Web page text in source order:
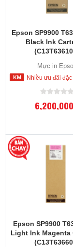
Epson SP9900
Black Ink
Mực in
Nhiều ưu đãi đặc biệt dùng cho khách hàng
Epson SP9900
Light Ink Magenta